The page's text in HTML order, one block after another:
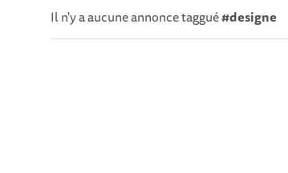
Il n'y a aucune annonce taggué#designe